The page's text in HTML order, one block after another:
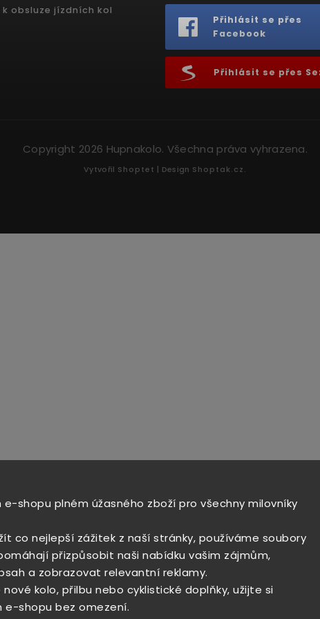
shopu plném úžasného zboží pro všechny milovníky
co nejlepší zážitek z naší stránky, používáme soubory
přizpůsobit naši nabídku vašim zájmům,
a zobrazovat relevantní reklamy.
kolo, přilbu nebo cyklistické doplňky, užijte si
e-shopu bez omezení.
k obsluze jízdních kol
Přihlásit se přes
Facebook
Přihlásit se přes
Copyright 2026 Hupnakolo. Všechna práva vyhrazena.
Vytvořil Shoptet | Design Shoptak.cz.